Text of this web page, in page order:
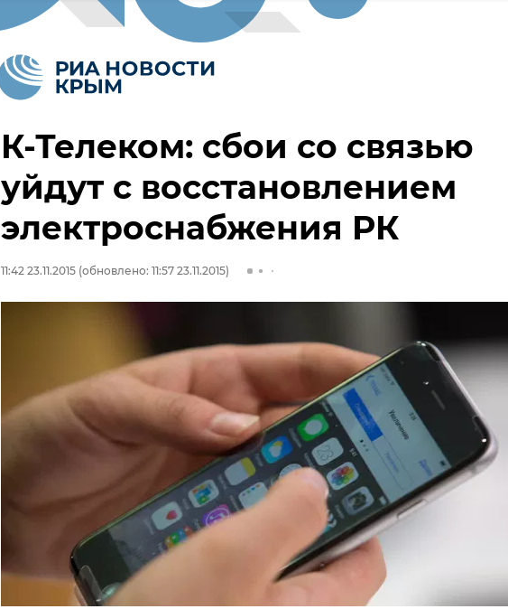
К-Телеком: сбои со связью
уйдут с восстановлением
электроснабжения РК
11:42 23.11.2015 (обновлено: 11:57 23.11.2015)